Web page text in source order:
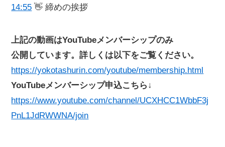
14:55 👋 締めの挨拶
上記の動画はYouTubeメンバーシップのみ
公開しています。詳しくは以下をご覧ください。
https://yokotashurin.com/youtube/membership.html
YouTubeメンバーシップ申込こちら↓
https://www.youtube.com/channel/UCXHCC1WbbF3j
PnL1JdRWWNA/join